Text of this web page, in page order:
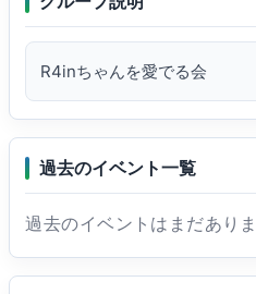
R4inちゃんを愛でる会
過去のイベント一覧
過去のイベントはまだありま